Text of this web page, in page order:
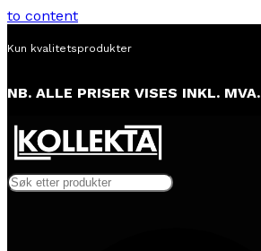
to content
Alltid lav pris
NB. ALLE PRISER VISES INKL. MVA.